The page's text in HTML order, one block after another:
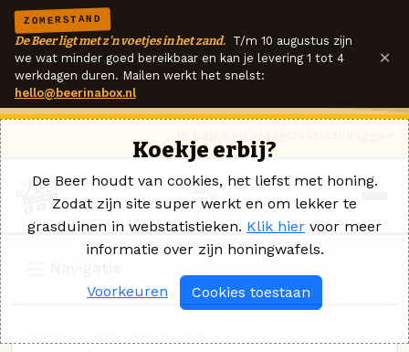
ZOMERSTAND
De Beer ligt met z'n voetjes in het zand. T/m 10 augustus zijn
we wat minder goed bereikbaar en kan je levering 1 tot 4
werkdagen duren. Mailen werkt het snelst:
hello@beerinabox.nl
×
Koekje erbij?
De Beer houdt van cookies, het liefst met honing.
Zodat zijn site super werkt en om lekker te
grasduinen in webstatistieken. Klik hier voor meer
informatie over zijn honingwafels.
Voorkeuren Cookies toestaan